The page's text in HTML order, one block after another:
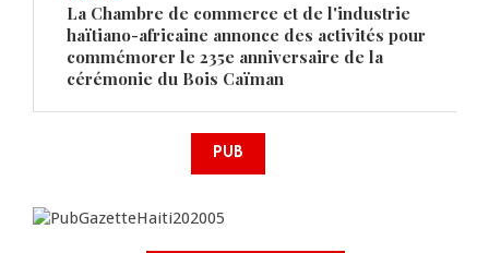
La Chambre de commerce et de l'industrie
haïtiano-africaine annonce des activités pour
commémorer le 235e anniversaire de la
cérémonie du Bois Caïman
PUB